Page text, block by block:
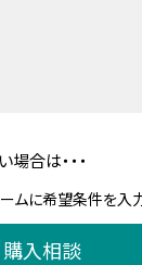
合は・・・
ムに希望条件を入
購入相談